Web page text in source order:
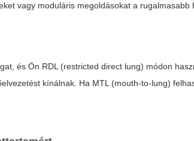
vagy moduláris megoldásokat a rugalmasabb
és Ön RDL (restricted direct lung) módon
kínálnak. Ha MTL (mouth-to-lung)